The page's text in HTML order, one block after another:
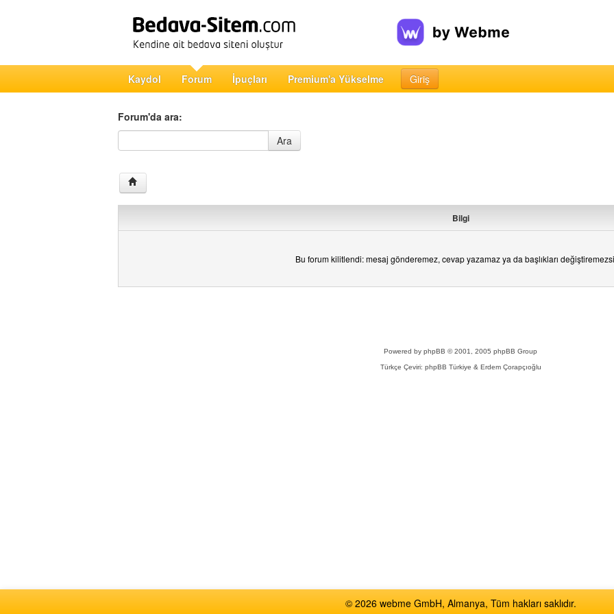
Kaydol Forum İpuçları Premium'a Yükselme Giriş
Forum'da ara:
Forum'da ara
Ara
Bilgi
Bu forum kilitlendi: mesaj gönderemez, cevap yazamaz ya da başlıkları
Powered by phpBB © 2001, 2005 phpBB Group
Türkçe Çeviri: phpBB Türkiye & Erdem Çorapçıoğlu
© 2026 webme GmbH, Almanya, Tüm hakları saklıdır.